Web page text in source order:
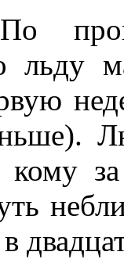
льду
кому